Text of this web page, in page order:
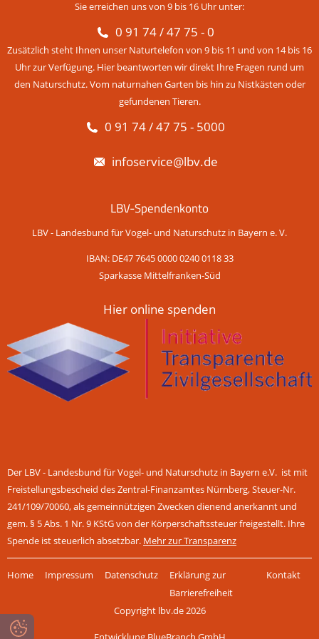
Sie erreichen uns von 9 bis 16 Uhr unter:
0 91 74 / 47 75 - 0
Zusätzlich steht Ihnen unser Naturtelefon von 9 bis 11 und von 14 bis 16
Uhr zur Verfügung. Hier beantworten wir direkt Ihre Fragen rund um
den Naturschutz. Vom naturnahen Garten bis hin zu Nistkästen oder
gefundenen Tieren.
0 91 74 / 47 75 - 5000
infoservice@lbv.de
LBV-Spendenkonto
LBV - Landesbund für Vogel- und Naturschutz in Bayern e. V.
IBAN: DE47 7645 0000 0240 0118 33
Sparkasse Mittelfranken-Süd
Hier online spenden
Der LBV - Landesbund für Vogel- und Naturschutz in Bayern e.V. ist mit
Freistellungsbescheid des Zentral-Finanzamtes Nürnberg, Steuer-Nr.
241/109/70060, als gemeinnützigen Zwecken dienend anerkannt und
gem. § 5 Abs. 1 Nr. 9 KStG von der Körperschaftssteuer freigestellt. Ihre
Spende ist steuerlich absetzbar. Mehr zur Transparenz
überspringen
Home Impressum Datenschutz
Erklärung zur
Barrierefreiheit
Kontakt
Copyright lbv.de 2026